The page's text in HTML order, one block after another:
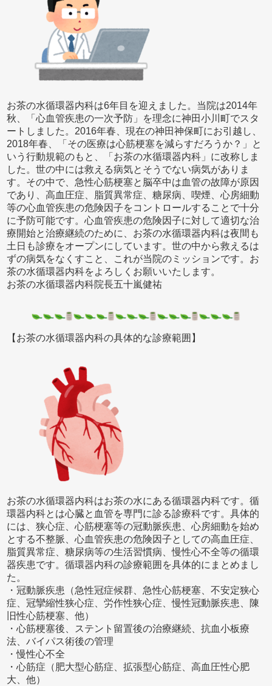
お茶の水循環器内科は6年目を迎えました。当院は2014年
秋、「心血管疾患の一次予防」を理念に神田小川町でスタ
ートしました。2016年春、現在の神田神保町にお引越し、
2018年春、「その医療は心筋梗塞を減らすだろうか？」と
いう行動規範のもと、「お茶の水循環器内科」に改称しま
した。世の中には救える病気とそうでない病気がありま
す。その中で、急性心筋梗塞と脳卒中は血管の故障が原因
であり、高血圧症、脂質異常症、糖尿病、喫煙、心房細動
等の心血管疾患の危険因子をコントロールすることで十分
に予防可能です。心血管疾患の危険因子に対して適切な治
療開始と治療継続のために、お茶の水循環器内科は夜間も
土日も診療をオープンにしています。世の中から救えるは
ずの病気をなくすこと、これが当院のミッションです。お
茶の水循環器内科をよろしくお願いいたします。
お茶の水循環器内科院長五十嵐健祐
【お茶の水循環器内科の具体的な診療範囲】
お茶の水循環器内科はお茶の水にある循環器内科です。循
環器内科とは心臓と血管を専門に診る診療科です。具体的
には、狭心症、心筋梗塞等の冠動脈疾患、心房細動を始め
とする不整脈、心血管疾患の危険因子としての高血圧症、
脂質異常症、糖尿病等の生活習慣病、慢性心不全等の循環
器疾患です。循環器内科の診療範囲を具体的にまとめまし
た。
・冠動脈疾患（急性冠症候群、急性心筋梗塞、不安定狭心
症、冠攣縮性狭心症、労作性狭心症、慢性冠動脈疾患、陳
旧性心筋梗塞、他）
・心筋梗塞後、ステント留置後の治療継続、抗血小板療
法、バイパス術後の管理
・慢性心不全
・心筋症（肥大型心筋症、拡張型心筋症、高血圧性心肥
大、他）